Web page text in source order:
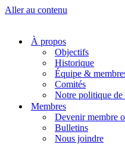
Aller au contenu
À propos
Objectifs
Historique
Équipe &
Comités
Notre politique
Membres
Devenir membre
Bulletins
Nous joindre